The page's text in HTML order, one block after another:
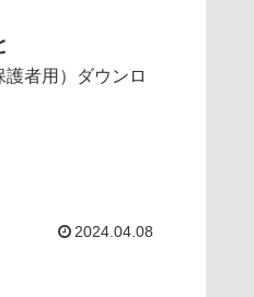
者用）ダウンロ
2024.04.08